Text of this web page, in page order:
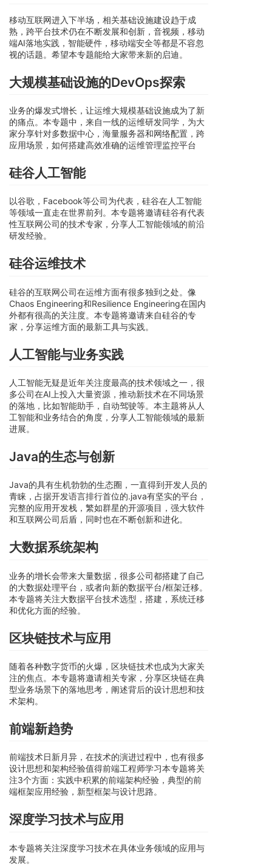
移动互联网进入下半场，相关基础设施建设趋于成
熟，跨平台技术仍在不断发展和创新，音视频，移动
端AI落地实践，智能硬件，移动端安全等都是不容忽
视的话题。希望本专题能给大家带来新的启迪。
大规模基础设施的DevOps探索
业务的爆发式增长，让运维大规模基础设施成为了新
的痛点。本专题中，来自一线的运维研发同学，为大
家分享针对多数据中心，海量服务器和网络配置，跨
应用场景，如何搭建高效准确的运维管理监控平台
硅谷人工智能
以谷歌，Facebook等公司为代表，硅谷在人工智能
等领域一直走在世界前列。本专题将邀请硅谷有代表
性互联网公司的技术专家，分享人工智能领域的前沿
研发经验。
硅谷运维技术
硅谷的互联网公司在运维方面有很多独到之处。像
Chaos Engineering和Resilience Engineering在国内
外都有很高的关注度。本专题将邀请来自硅谷的专
家，分享运维方面的最新工具与实践。
人工智能与业务实践
人工智能无疑是近年关注度最高的技术领域之一，很
多公司在AI上投入大量资源，推动新技术在不同场景
的落地，比如智能助手，自动驾驶等。本主题将从人
工智能和业务结合的角度，分享人工智能领域的最新
进展。
Java的生态与创新
Java的具有生机勃勃的生态圈，一直得到开发人员的
青睐，占据开发语言排行首位的.java有坚实的平台，
完整的应用开发栈，繁如群星的开源项目，强大软件
和互联网公司后盾，同时也在不断创新和进化。
大数据系统架构
业务的增长会带来大量数据，很多公司都搭建了自己
的大数据处理平台，或者向新的数据平台/框架迁移。
本专题将关注大数据平台技术选型，搭建，系统迁移
和优化方面的经验。
区块链技术与应用
随着各种数字货币的火爆，区块链技术也成为大家关
注的焦点。本专题将邀请相关专家，分享区块链在典
型业务场景下的落地思考，阐述背后的设计思想和技
术架构。
前端新趋势
前端技术日新月异，在技术的演进过程中，也有很多
设计思想和架构经验值得前端工程师学习本专题将关
注3个方面：实践中积累的前端架构经验，典型的前
端框架应用经验，新型框架与设计思路。
深度学习技术与应用
本专题将关注深度学习技术在具体业务领域的应用与
发展。